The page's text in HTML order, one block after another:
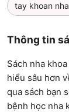
tay khoan
Thông tin
Sách nha
hiểu sâu hơn
qua sách bạn
bệnh học nha